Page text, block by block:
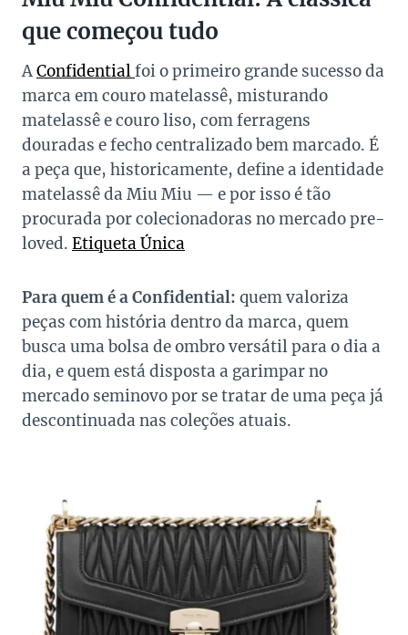
que começou tudo
AConfidentialfoi o primeiro grande sucesso da
marca em couro matelassê, misturando
matelassê e couro liso, com ferragens
douradas e fecho centralizado bem marcado. É
a peça que, historicamente, define a identidade
matelassê da Miu Miu — e por isso é tão
procurada por colecionadoras no mercado pre-
loved. Etiqueta Única
Para quem é a Confidential: quem valoriza
peças com história dentro da marca, quem
busca uma bolsa de ombro versátil para o dia a
dia, e quem está disposta a garimpar no
mercado seminovo por se tratar de uma peça já
descontinuada nas coleções atuais.